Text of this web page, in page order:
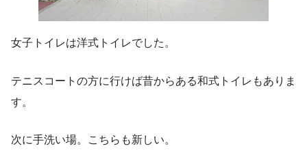
女子トイレは洋式トイレでした。
テニスコートの方に行けば昔からある和式トイレもありま
す。
次に手洗い場。こちらも新しい。